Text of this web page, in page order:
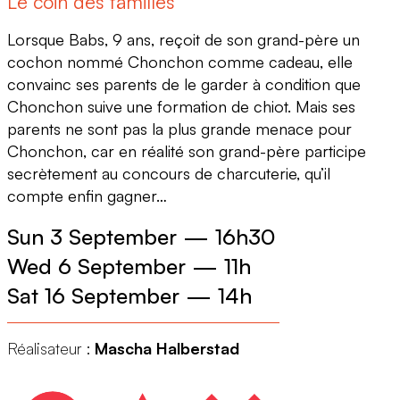
Lorsque Babs, 9 ans, reçoit de son grand-père un
cochon nommé Chonchon comme cadeau, elle
convainc ses parents de le garder à condition que
Chonchon suive une formation de chiot. Mais ses
parents ne sont pas la plus grande menace pour
Chonchon, car en réalité son grand-père participe
secrètement au concours de charcuterie, qu’il
compte enfin gagner…
Sun 3 September — 16h30
Wed 6 September — 11h
Sat 16 September — 14h
Réalisateur : Mascha Halberstad